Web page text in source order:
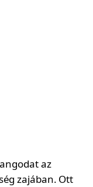
az
zajában. Ott